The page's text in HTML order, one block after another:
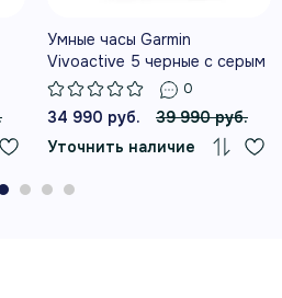
АНАЛИТИКА
И САМОЧУВСТВИЯ
Умные часы Garmin
Vivoactive 5 черные с серым
безелем и силиконовым
0
34 990 руб.
39 990 руб.
Уточнить наличие